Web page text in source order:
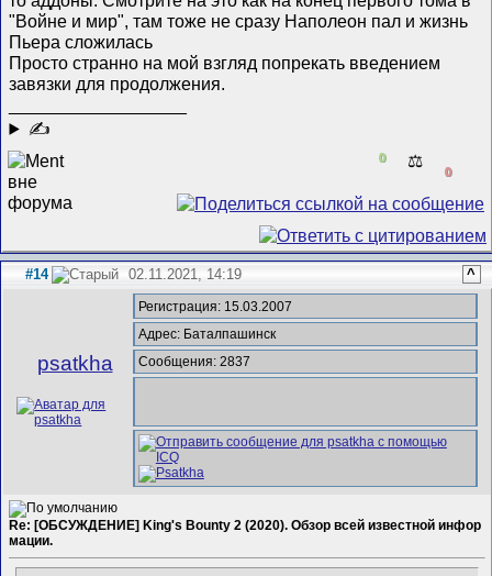
"Войне и мир", там тоже не сразу Наполеон пал и жизнь
Пьера сложилась
Просто странно на мой взгляд попрекать введением
завязки для продолжения.
✍
0 ⚖️
0
#14 02.11.2021, 14:19 ^
psatkha
Регистрация: 15.03.2007
Адрес: Баталпашинск
Сообщения: 2837
Re: [ОБСУЖДЕНИЕ] King's Bounty 2 (2020). Обзор всей известной инфор
мации.